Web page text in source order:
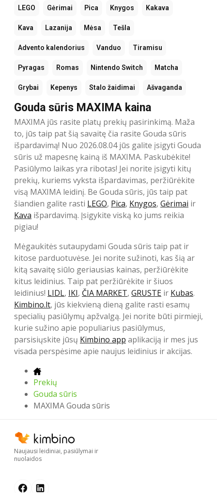
LEGO Gėrimai Pica Knygos Kakava
Kava Lazanija Mėsa Tešla
Advento kalendorius Vanduo Tiramisu
Pyragas Romas Nintendo Switch Matcha
Grybai Kepenys Stalo žaidimai Ašvaganda
Gouda sūris MAXIMA kaina
MAXIMA jūs rasite platų prekių pasirinkimą. Maža
to, jūs taip pat šią savaitę čia rasite Gouda sūris
išpardavimą! Nuo 2026.08.04 jūs galite įsigyti Gouda
sūris už mapesnę kainą iš MAXIMA. Paskubėkite!
Pasiūlymo laikas yra ribotas! Jei norite įsigyti kitų
prekių, kuriems vyksta išpardavimas, peržiūrėkite
visą MAXIMA leidinį. Be Gouda sūris, jūs taip pat
šiandien galite rasti LEGO, Pica, Knygos, Gėrimai ir
Kava išpardavimą. Įsigykite viską ko jums reikia
pigiau!
Mėgaukitės sutaupydami Gouda sūris taip pat ir
kitose parduotuvėse. Jei norite sužinoti, kas šią ar
kitą savaitę siūlo geriausias kainas, peržiūrėkite
kitus leidinius. Taip pat peržiūrėkite ir šiuos
leidinius! LIDL, IKI, ČIA MARKET, GRUSTE ir Kubas.
Kimbino.lt, jūs kiekvieną dieną galite rasti esamų
specialių pasiūlymų apžvalgą. Jei norite būti pirmieji,
kurie sužino apie populiarius pasiūlymus,
parsisiųskite jūsų Kimbino app aplikaciją ir mes jus
visada perspėsime apie naujus leidinius ir akcijas.
Prekių
Gouda sūris
MAXIMA Gouda sūris
Naujausi leidiniai, pasiūlymai ir
nuolaidos